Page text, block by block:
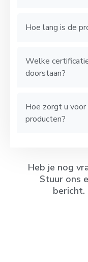
Hoe lang is de
Welke
doorstaan?
Hoe zorgt u
producten?
Heb je nog
Stuur ons
bericht.